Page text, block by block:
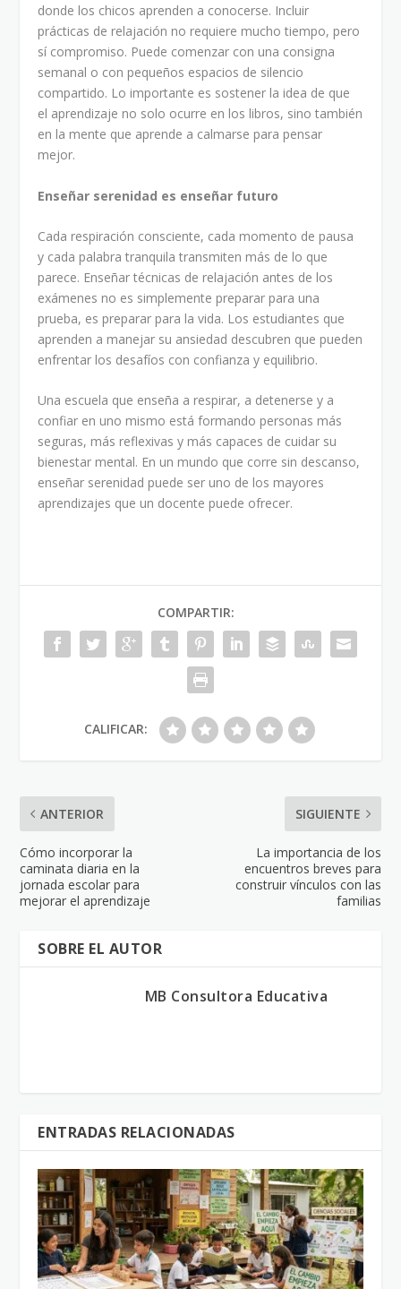
donde los chicos aprenden a conocerse. Incluir
prácticas de relajación no requiere mucho tiempo, pero
sí compromiso. Puede comenzar con una consigna
semanal o con pequeños espacios de silencio
compartido. Lo importante es sostener la idea de que
el aprendizaje no solo ocurre en los libros, sino también
en la mente que aprende a calmarse para pensar
mejor.
Enseñar serenidad es enseñar futuro
Cada respiración consciente, cada momento de pausa
y cada palabra tranquila transmiten más de lo que
parece. Enseñar técnicas de relajación antes de los
exámenes no es simplemente preparar para una
prueba, es preparar para la vida. Los estudiantes que
aprenden a manejar su ansiedad descubren que pueden
enfrentar los desafíos con confianza y equilibrio.
Una escuela que enseña a respirar, a detenerse y a
confiar en uno mismo está formando personas más
seguras, más reflexivas y más capaces de cuidar su
bienestar mental. En un mundo que corre sin descanso,
enseñar serenidad puede ser uno de los mayores
aprendizajes que un docente puede ofrecer.
COMPARTIR:
CALIFICAR:
ANTERIOR
Cómo incorporar la
caminata diaria en la
jornada escolar para
mejorar el aprendizaje
SIGUIENTE
La importancia de los
encuentros breves para
construir vínculos con las
familias
SOBRE EL AUTOR
MB Consultora Educativa
ENTRADAS RELACIONADAS